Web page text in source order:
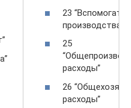
23
производства”
25
расходы”
26
расходы”